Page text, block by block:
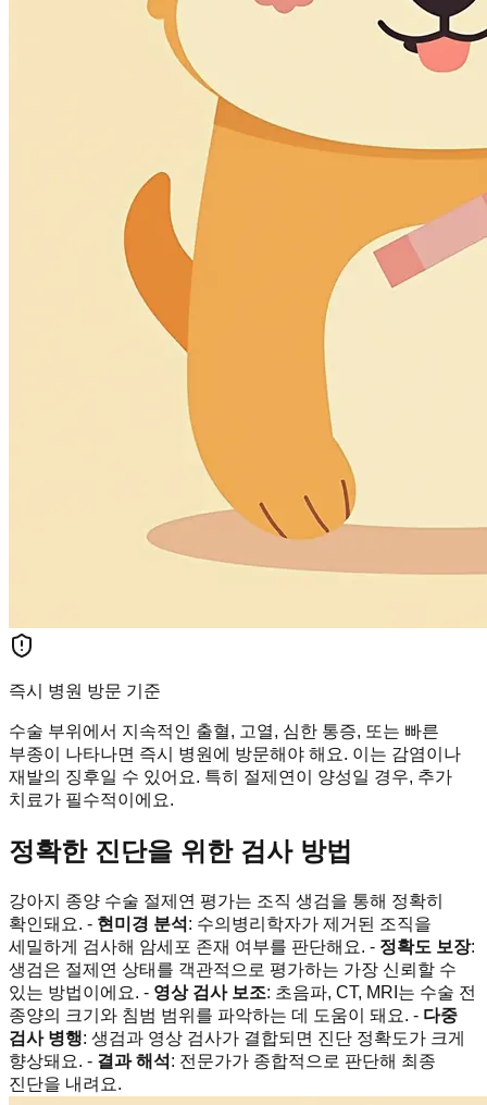
즉시 병원 방문 기준
수술 부위에서 지속적인 출혈, 고열, 심한 통증, 또는 빠른
부종이 나타나면 즉시 병원에 방문해야 해요. 이는 감염이나
재발의 징후일 수 있어요. 특히 절제연이 양성일 경우, 추가
치료가 필수적이에요.
정확한 진단을 위한 검사 방법
강아지 종양 수술 절제연 평가는 조직 생검을 통해 정확히
확인돼요. - 현미경 분석 : 수의병리학자가 제거된 조직을
세밀하게 검사해 암세포 존재 여부를 판단해요. - 정확도 보장:
생검은 절제연 상태를 객관적으로 평가하는 가장 신뢰할 수
있는 방법이에요. - 영상 검사 보조: 초음파, CT, MRI는 수술 전
종양의 크기와 침범 범위를 파악하는 데 도움이 돼요. - 다중
검사 병행: 생검과 영상 검사가 결합되면 진단 정확도가 크게
향상돼요. - 결과 해석 : 전문가가 종합적으로 판단해 최종
진단을 내려요.